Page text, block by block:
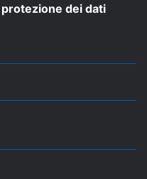
dei dati